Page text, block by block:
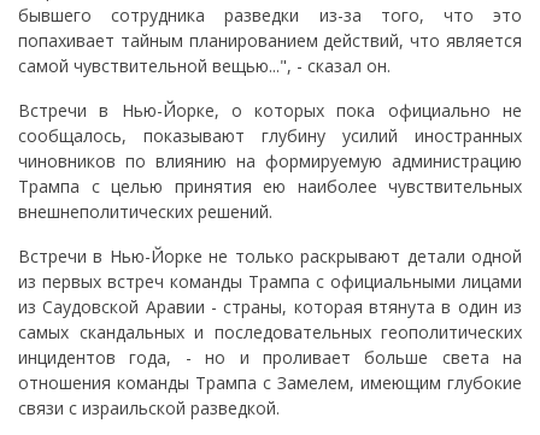
бывшего сотрудника разведки из-за того, что это
попахивает тайным планированием действий, что является
самой чувствительной вещью...", - сказал он.
Встречи в Нью-Йорке, о которых пока официально не
сообщалось, показывают глубину усилий иностранных
чиновников по влиянию на формируемую администрацию
Трампа с целью принятия ею наиболее чувствительных
внешнеполитических решений.
Встречи в Нью-Йорке не только раскрывают детали одной
из первых встреч команды Трампа с официальными лицами
из Саудовской Аравии - страны, которая втянута в один из
самых скандальных и последовательных геополитических
инцидентов года, - но и проливает больше света на
отношения команды Трампа с Замелем, имеющим глубокие
связи с израильской разведкой.